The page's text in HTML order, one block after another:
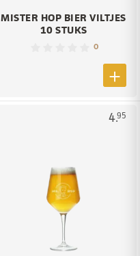
MISTER HOP BIER VILTJES
10 STUKS
0
4.95